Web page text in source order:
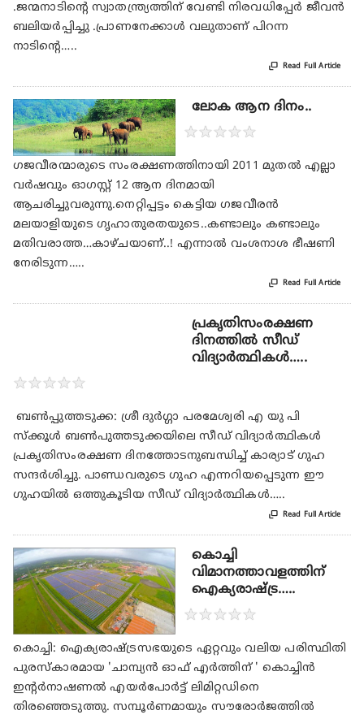
.ജന്മനാടിന്റെ സ്വാതന്ത്ര്യത്തിന് വേണ്ടി നിരവധിപ്പേർ ജീവൻ
ബലിയർപ്പിച്ചു .പ്രാണനേക്കാൾ വലുതാണ് പിറന്ന
നാടിന്റെ…..
 Read Full Article
ലോക ആന ദിനം..
★★★★★
ഗജവീരന്മാരുടെ സംരക്ഷണത്തിനായി 2011 മുതല്‍ എല്ലാ
വര്‍ഷവും ഓഗസ്റ്റ് 12 ആന ദിനമായി
ആചരിച്ചുവരുന്നു.നെറ്റിപ്പട്ടം കെട്ടിയ ഗജവീരന്‍
മലയാളിയുടെ ഗൃഹാതുരതയുടെ..കണ്ടാലും കണ്ടാലും
മതിവരാത്ത…കാഴ്ചയാണ്..! എന്നാല്‍ വംശനാശ ഭീഷണി
നേരിടുന്ന…..
 Read Full Article
പ്രകൃതിസംരക്ഷണ
ദിനത്തിൽ സീഡ്
വിദ്യാർത്ഥികൾ…..
★★★★★
ബൺപ്പുത്തടുക്ക: ശ്രീ ദുർഗ്ഗാ പരമേശ്വരി എ യു പി
സ്ക്കൂൾ ബൺപുത്തടുക്കയിലെ സീഡ് വിദ്യാർത്ഥികൾ
പ്രകൃതിസംരക്ഷണ ദിനത്തോടനുബന്ധിച്ച് കാര്യാട് ഗുഹ
സന്ദർശിച്ചു. പാണ്ഡവരുടെ ഗുഹ എന്നറിയപ്പെടുന്ന ഈ
ഗുഹയിൽ ഒത്തുകൂടിയ സീഡ് വിദ്യാർത്ഥികൾ…..
 Read Full Article
കൊച്ചി
വിമാനത്താവളത്തിന്
ഐക്യരാഷ്ട്ര…..
★★★★★
കൊച്ചി: ഐക്യരാഷ്ട്രസഭയുടെ ഏറ്റവും വലിയ പരിസ്ഥിതി
പുരസ്‌കാരമായ 'ചാമ്പ്യന്‍ ഓഫ് എര്‍ത്തിന് ' കൊച്ചിന്‍
ഇന്റര്‍നാഷണല്‍ എയര്‍പോര്‍ട്ട് ലിമിറ്റഡിനെ
തിരഞ്ഞെടുത്തു. സമ്പൂര്‍ണമായും സൗരോര്‍ജത്തില്‍